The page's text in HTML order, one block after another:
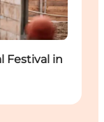
Festival in